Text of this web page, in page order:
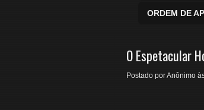
ORDEM DE
O Espetacular
Postado porAnônimo